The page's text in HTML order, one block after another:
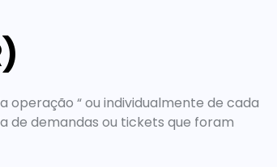
“ ou individualmente de cada
de demandas ou tickets que foram